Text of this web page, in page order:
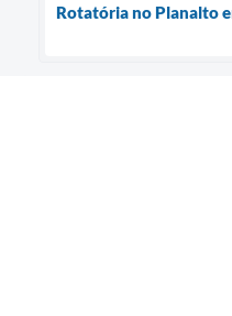
Rotatória no Planalto